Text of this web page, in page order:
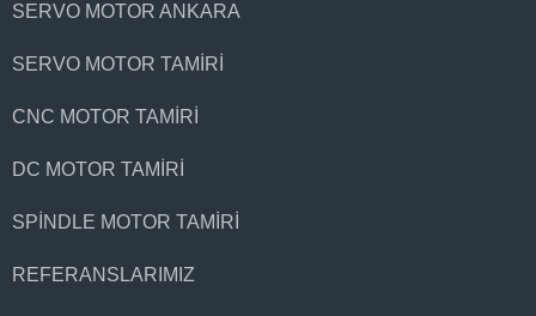
SERVO MOTOR ANKARA
SERVO MOTOR TAMIRI
CNC MOTOR TAMIRI
DC MOTOR TAMIRI
SPINDLE MOTOR TAMIRI
REFERANSLARIMIZ